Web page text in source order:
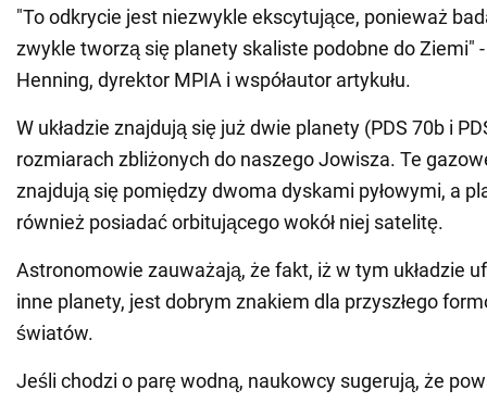
"To odkrycie jest niezwykle ekscytujące, ponieważ
zwykle tworzą się planety skaliste podobne do Ziemi"
Henning, dyrektor MPIA i współautor artykułu.
W układzie znajdują się już dwie planety (PDS 70b i
rozmiarach zbliżonych do naszego Jowisza. Te
znajdują się pomiędzy dwoma dyskami pyłowymi, a
również posiadać orbitującego wokół niej satelitę.
Astronomowie zauważają, że fakt, iż w tym układzie
inne planety, jest dobrym znakiem dla przyszłego
światów.
Jeśli chodzi o parę wodną, naukowcy sugerują, że